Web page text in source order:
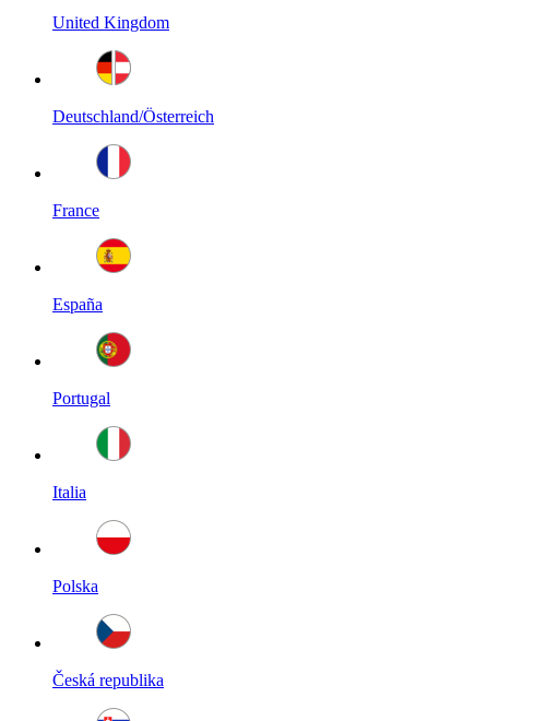
United Kingdom
Deutschland/Österreich
France
España
Portugal
Italia
Polska
Česká republika